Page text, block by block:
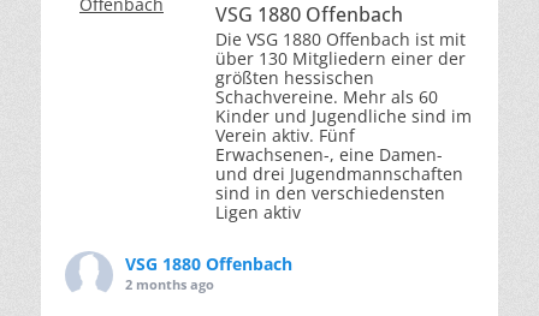
VSG 1880 Offenbach
Die VSG 1880 Offenbach ist mit
über 130 Mitgliedern einer der
größten hessischen
Schachvereine. Mehr als 60
Kinder und Jugendliche sind im
Verein aktiv. Fünf
Erwachsenen-, eine Damen-
und drei Jugendmannschaften
sind in den verschiedensten
Ligen aktiv
VSG 1880 Offenbach
2 months ago